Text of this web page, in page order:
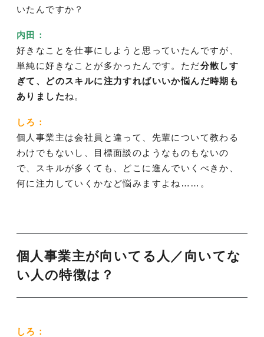
いたんですか？
内田：
好きなことを仕事にしようと思っていたんですが、
単純に好きなことが多かったんです。ただ分散しす
ぎて、どのスキルに注力すればいいか悩んだ時期も
ありましたね。
しろ：
個人事業主は会社員と違って、先輩について教わる
わけでもないし、目標面談のようなものもないの
で、スキルが多くても、どこに進んでいくべきか、
何に注力していくかなど悩みますよね……。
個人事業主が向いてる人／向いてな
い人の特徴は？
しろ：